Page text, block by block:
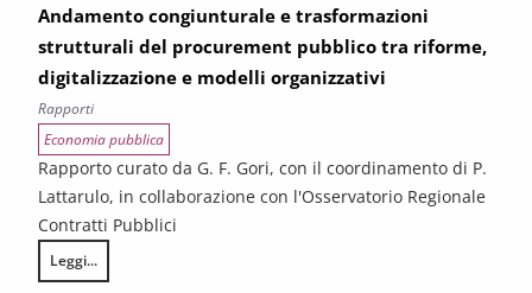
Andamento congiunturale e trasformazioni
strutturali del procurement pubblico tra riforme,
digitalizzazione e modelli organizzativi
Rapporti
Economia pubblica
Rapporto curato da G. F. Gori, con il coordinamento di P.
Lattarulo, in collaborazione con l'Osservatorio Regionale
Contratti Pubblici
Leggi...
I CONTRATTI PUBBLICI AL TERMINE DEL PNRR – Andamento